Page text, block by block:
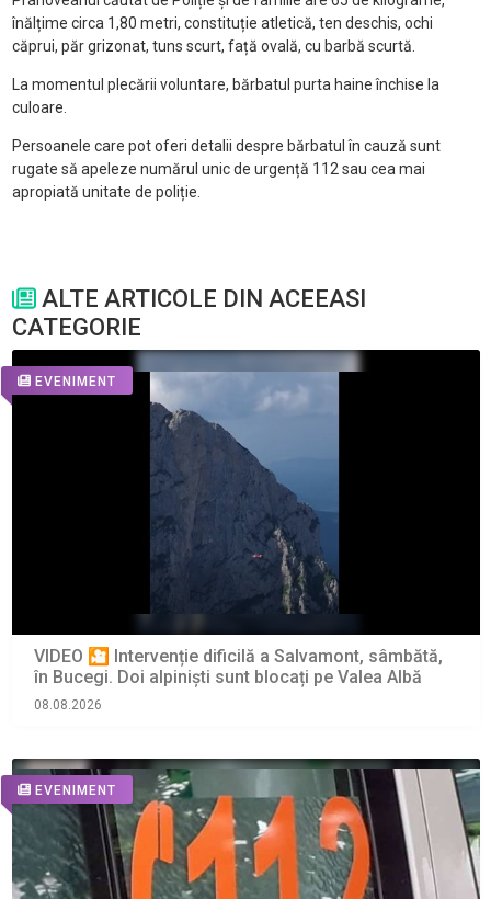
înălțime circa 1,80 metri, constituție atletică, ten deschis, ochi
căprui, păr grizonat, tuns scurt, față ovală, cu barbă scurtă.
La momentul plecării voluntare, bărbatul purta haine închise la
culoare.
Persoanele care pot oferi detalii despre bărbatul în cauză sunt
rugate să apeleze numărul unic de urgență 112 sau cea mai
apropiată unitate de poliție.
ALTE ARTICOLE DIN ACEEASI
CATEGORIE
EVENIMENT
VIDEO 🎦 Intervenție dificilă a Salvamont, sâmbătă,
în Bucegi. Doi alpiniști sunt blocați pe Valea Albă
08.08.2026
EVENIMENT